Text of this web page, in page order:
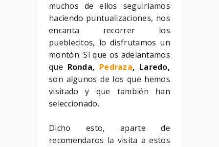
muchos de ellos seguiríamos
haciendo puntualizaciones, nos
encanta recorrer los
pueblecitos, lo disfrutamos un
montón. Sí que os adelantamos
que Ronda, Pedraza, Laredo,
son algunos de los que hemos
visitado y que también han
seleccionado.
Dicho esto, aparte de
recomendaros la visita a estos